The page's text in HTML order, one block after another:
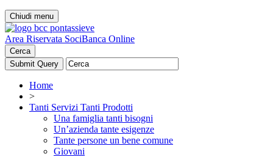
Chiudi menu
Area Riservata SociBanca Online
Cerca
Home
>
Tanti Servizi Tanti Prodotti
Una famiglia tanti bisogni
Un’azienda tante esigenze
Tante persone un bene comune
Giovani